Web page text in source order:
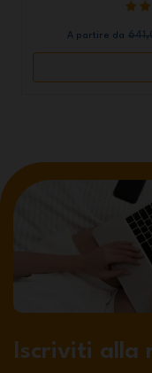
A partire da
Iscriviti alla